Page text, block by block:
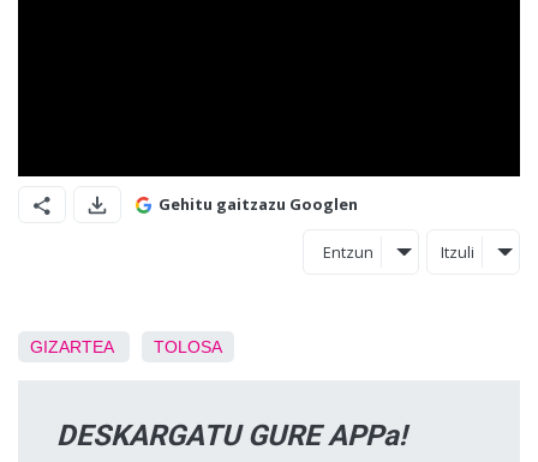
Gehitu gaitzazu Googlen
Entzun Itzuli
GIZARTEA TOLOSA
DESKARGATU GURE APPa!